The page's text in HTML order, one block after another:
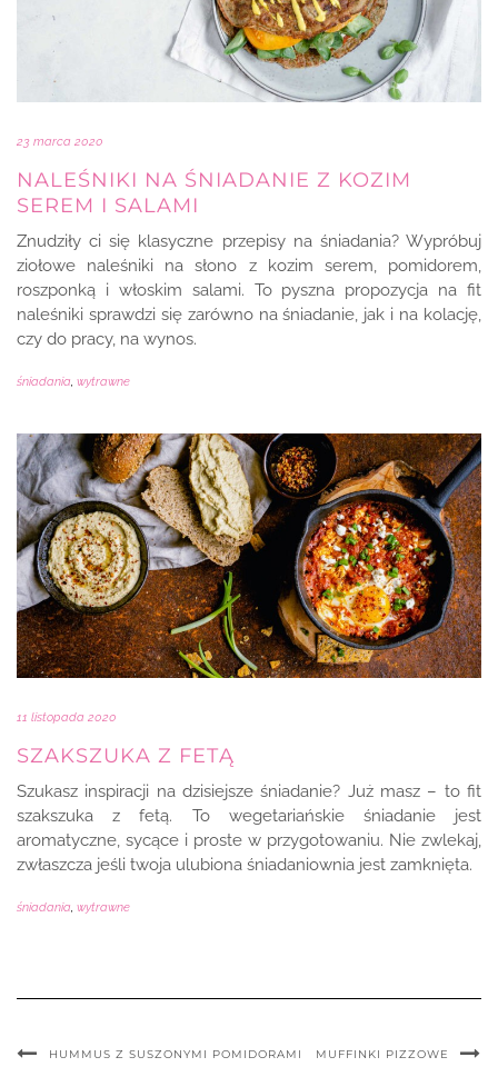
23 marca 2020
NALEŚNIKI NA ŚNIADANIE Z KOZIM
SEREM I SALAMI
Znudziły ci się klasyczne przepisy na śniadania? Wypróbuj
ziołowe naleśniki na słono z kozim serem, pomidorem,
roszponką i włoskim salami. To pyszna propozycja na fit
naleśniki sprawdzi się zarówno na śniadanie, jak i na kolację,
czy do pracy, na wynos.
śniadania, wytrawne
11 listopada 2020
SZAKSZUKA Z FETĄ
Szukasz inspiracji na dzisiejsze śniadanie? Już masz – to fit
szakszuka z fetą. To wegetariańskie śniadanie jest
aromatyczne, sycące i proste w przygotowaniu. Nie zwlekaj,
zwłaszcza jeśli twoja ulubiona śniadaniownia jest zamknięta.
śniadania, wytrawne
HUMMUS Z SUSZONYMI POMIDORAMI MUFFINKI PIZZOWE